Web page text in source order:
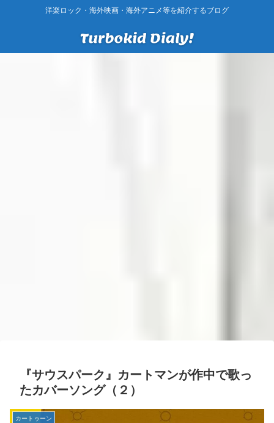
洋楽ロック・海外映画・海外アニメ等を紹介するブログ
『サウスパーク』カートマンが作中で歌っ
たカバーソング（２）
カートゥーン